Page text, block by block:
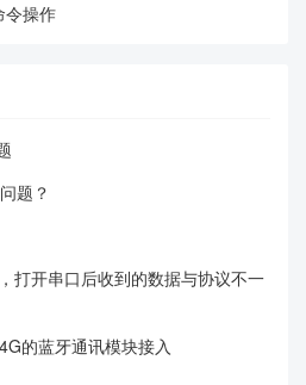
令操作
题？
打开串口后收到的数据与协议不一
的蓝牙通讯模块接入